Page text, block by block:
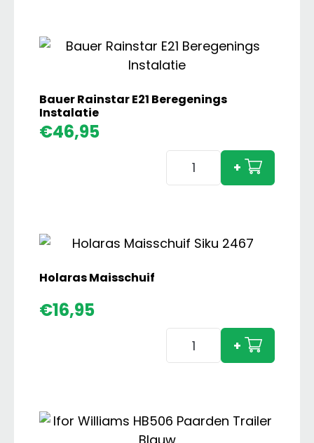
Bauer Rainstar E21 Beregenings
Instalatie
€46,95
Bauer
Rainstar
Instalatie
aantal
+
Holaras Maisschuif
€16,95
Holaras
Maisschuif
+